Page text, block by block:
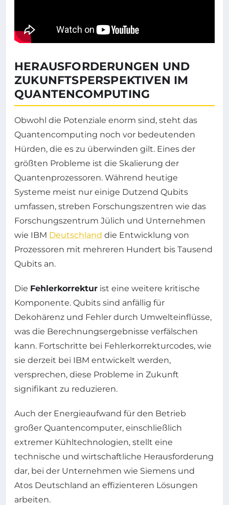
HERAUSFORDERUNGEN UND
ZUKUNFTSPERSPEKTIVEN IM
QUANTENCOMPUTING
Obwohl die Potenziale enorm sind, steht das
Quantencomputing noch vor bedeutenden
Hürden, die es zu überwinden gilt. Eines der
größten Probleme ist die Skalierung der
Quantenprozessoren. Während heutige
Systeme meist nur einige Dutzend Qubits
umfassen, streben Forschungszentren wie das
Forschungszentrum Jülich und Unternehmen
wie IBM Deutschland die Entwicklung von
Prozessoren mit mehreren Hundert bis Tausend
Qubits an.
Die Fehlerkorrektur ist eine weitere kritische
Komponente. Qubits sind anfällig für
Dekohärenz und Fehler durch Umwelteinflüsse,
was die Berechnungsergebnisse verfälschen
kann. Fortschritte bei Fehlerkorrekturcodes, wie
sie derzeit bei IBM entwickelt werden,
versprechen, diese Probleme in Zukunft
signifikant zu reduzieren.
Auch der Energieaufwand für den Betrieb
großer Quantencomputer, einschließlich
extremer Kühltechnologien, stellt eine
technische und wirtschaftliche Herausforderung
dar, bei der Unternehmen wie Siemens und
Atos Deutschland an effizienteren Lösungen
arbeiten.